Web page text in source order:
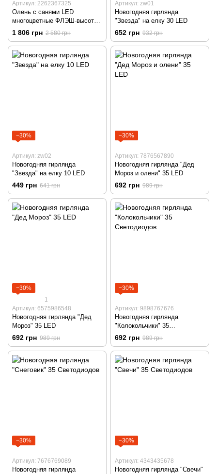
Артикул: 2262367325
Олень с санями LED
многоцветные ФЛЭШ-высота
66 см
1 806 грн 2 580 грн
Артикул: zw01
Новогодняя гирлянда
"Звезда" на елку 30 LED
652 грн 932 грн
−30%
Артикул: zw02
Новогодняя гирлянда
"Звезда" на елку 10 LED
449 грн 641 грн
−30%
Артикул: 7876567890
Новогодняя гирлянда "Дед
Мороз и олени" 35 LED
692 грн 989 грн
−30%
1
Артикул: 6575986548
Новогодняя гирлянда "Дед
Мороз" 35 LED
692 грн 989 грн
−30%
Артикул: 9898767676
Новогодняя гирлянда
"Колокольчики" 35
Светодиодов
692 грн 989 грн
−30%
Артикул: 7676769089
Новогодняя гирлянда
−30%
Артикул: 4343435678
Новогодняя гирлянда "Свечи"